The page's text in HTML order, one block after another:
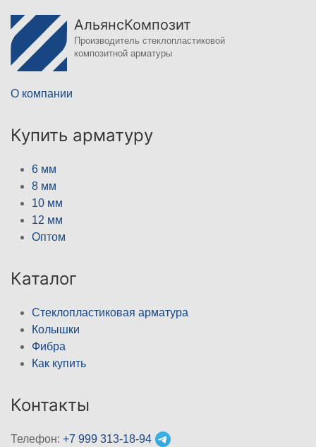
АльянсКомпозит
Производитель стеклопластиковой
композитной арматуры
О компании
Купить арматуру
6 мм
8 мм
10 мм
12 мм
Оптом
Каталог
Стеклопластиковая арматура
Колышки
Фибра
Как купить
Контакты
Телефон: +7 999 313-18-94